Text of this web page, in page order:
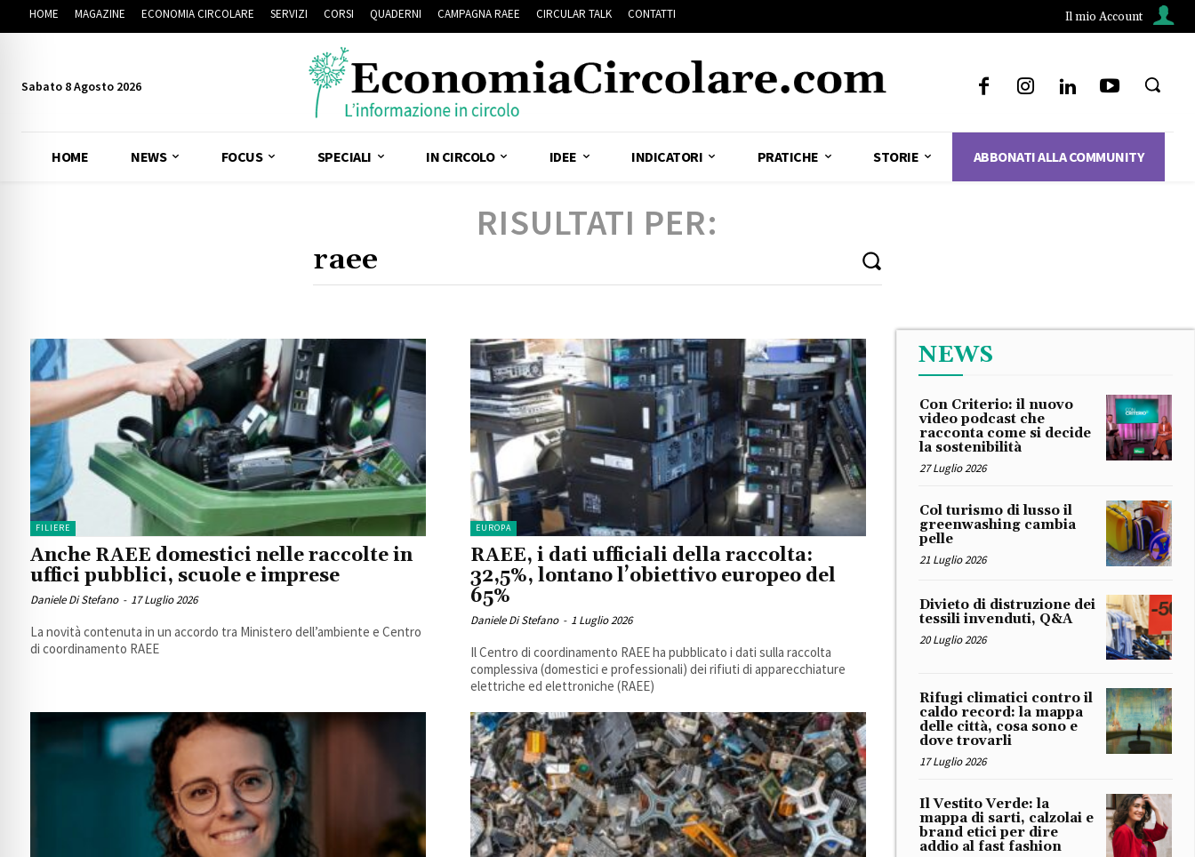
HOME MAGAZINE ECONOMIA CIRCOLARE SERVIZI CORSI QUADERNI CAMPAGNA RAEE CIRCULAR TALK CONTATTI Il mio Account
Sabato 8 Agosto 2026
HOME NEWS FOCUS SPECIALI IN CIRCOLO IDEE INDICATORI PRATICHE STORIE ABBONATI ALLA COMMUNITY
RISULTATI PER:
FILIERE
Anche RAEE domestici nelle raccolte in
uffici pubblici, scuole e imprese
Daniele Di Stefano - 17 Luglio 2026
La novità contenuta in un accordo tra Ministero dell’ambiente e Centro
di coordinamento RAEE
EUROPA
RAEE, i dati ufficiali della raccolta:
32,5%, lontano l’obiettivo europeo del
65%
Daniele Di Stefano - 1 Luglio 2026
Il Centro di coordinamento RAEE ha pubblicato i dati sulla raccolta
complessiva (domestici e professionali) dei rifiuti di apparecchiature
elettriche ed elettroniche (RAEE)
NEWS
Con Criterio: il nuovo
video podcast che
racconta come si decide
la sostenibilità
27 Luglio 2026
Col turismo di lusso il
greenwashing cambia
pelle
21 Luglio 2026
Divieto di distruzione dei
tessili invenduti, Q&A
20 Luglio 2026
Rifugi climatici contro il
caldo record: la mappa
delle città, cosa sono e
dove trovarli
17 Luglio 2026
Il Vestito Verde: la
mappa di sarti, calzolai e
brand etici per dire
addio al fast fashion